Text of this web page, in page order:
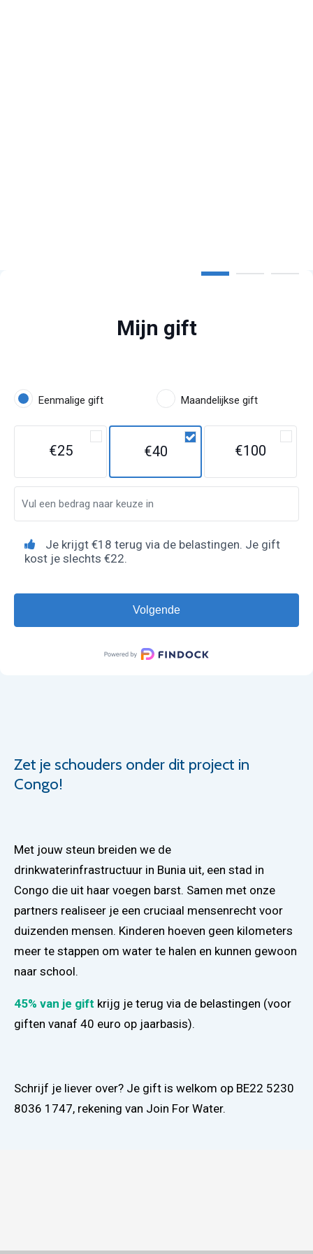
Zet je schouders onder dit project in
Congo!
Met jouw steun breiden we de
drinkwaterinfrastructuur in Bunia uit, een stad in
Congo die uit haar voegen barst. Samen met onze
partners realiseer je een cruciaal mensenrecht voor
duizenden mensen. Kinderen hoeven geen kilometers
meer te stappen om water te halen en kunnen gewoon
naar school.
45% van je gift krijg je terug via de belastingen (voor
giften vanaf 40 euro op jaarbasis).
Schrijf je liever over? Je gift is welkom op BE22 5230
8036 1747, rekening van Join For Water.
Step 1 of 3
Mijn gift
Eenmalige gift Maandelijkse gift
€25 €40 €100
Je krijgt €18 terug via de belastingen. Je gift
kost je slechts €22.